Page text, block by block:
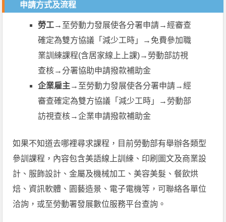
申請方式及流程
勞工→ 至勞動力發展使各分署申請→經審查
確定為雙方協議「減少工時」→免費參加職
業訓練課程(含居家線上上課)→勞動部訪視
查核→分署協助申請撥款補助金
企業雇主→ 至勞動力發展使各分署申請→經
審查確定為雙方協議「減少工時」→勞動部
訪視查核→企業申請撥款補助金
如果不知道去哪裡尋求課程，目前勞動部有舉辦各類型
參訓課程，內容包含美語線上訓練、印刷圖文及商業設
計、服飾設計、金屬及機械加工、美容美髮、餐飲烘
焙、資訊軟體、園藝造景、電子電機等，可聯絡各單位
洽詢，或至勞動署發展數位服務平台查詢。